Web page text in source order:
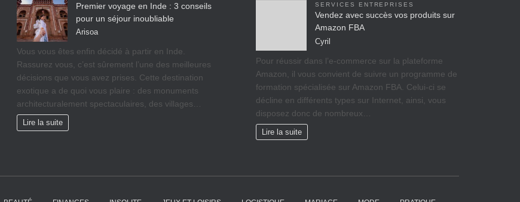
Premier voyage en Inde : 3 conseils
pour un séjour inoubliable
Arisoa
Vous vous êtes enfin décidé à partir en Inde.
Rassurez vous, c’est sûrement l’une des meilleures
décisions que vous avez prises. Cette destination
exotique a de quoi vous plaire : des monuments
architecturalement spectaculaires, des villages…
Lire la suite
SERVICES ENTREPRISES
Vendez avec succès vos produits sur
Amazon FBA
Cyril
Pour réussir dans l’e-commerce sur la plateforme
Amazon, il vous convient de suivre un programme de
formation spécialisée sur Amazon FBA. Celui-ci se
décline en différents types sur Internet, ainsi, vous
disposez donc de nombreux…
Lire la suite